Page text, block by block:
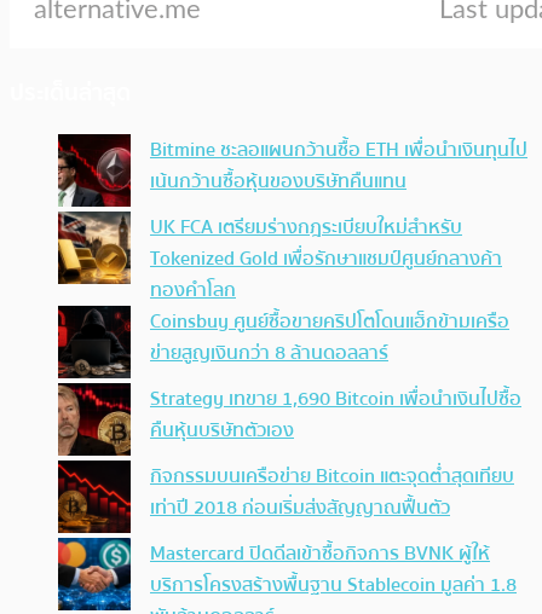
Bitmine ชะลอแผนกว้านซื้อ ETH เพื่อนำเงินทุนไป
เน้นกว้านซื้อหุ้นของบริษัทคืนแทน
UK FCA เตรียมร่างกฎระเบียบใหม่สำหรับ
Tokenized Gold เพื่อรักษาแชมป์ศูนย์กลางค้า
ทองคำโลก
Coinsbuy ศูนย์ซื้อขายคริปโตโดนแฮ็กข้ามเครือ
ข่ายสูญเงินกว่า 8 ล้านดอลลาร์
Strategy เทขาย 1,690 Bitcoin เพื่อนำเงินไปซื้อ
คืนหุ้นบริษัทตัวเอง
กิจกรรมบนเครือข่าย Bitcoin แตะจุดต่ำสุดเทียบ
เท่าปี 2018 ก่อนเริ่มส่งสัญญาณฟื้นตัว
Mastercard ปิดดีลเข้าซื้อกิจการ BVNK ผู้ให้
บริการโครงสร้างพื้นฐาน Stablecoin มูลค่า 1.8